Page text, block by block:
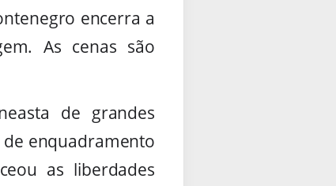
encerra a
As cenas são
de grandes
enquadramento
as liberdades